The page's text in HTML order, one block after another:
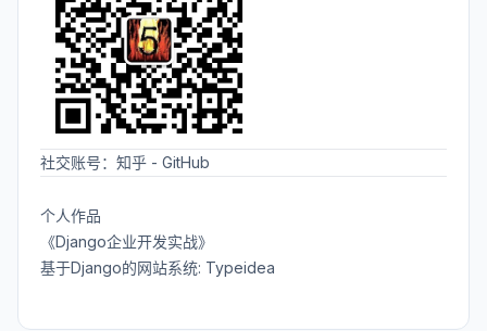
社交账号： 知乎 - GitHub
个人作品
《Django企业开发实战》
基于Django的网站系统: Typeidea